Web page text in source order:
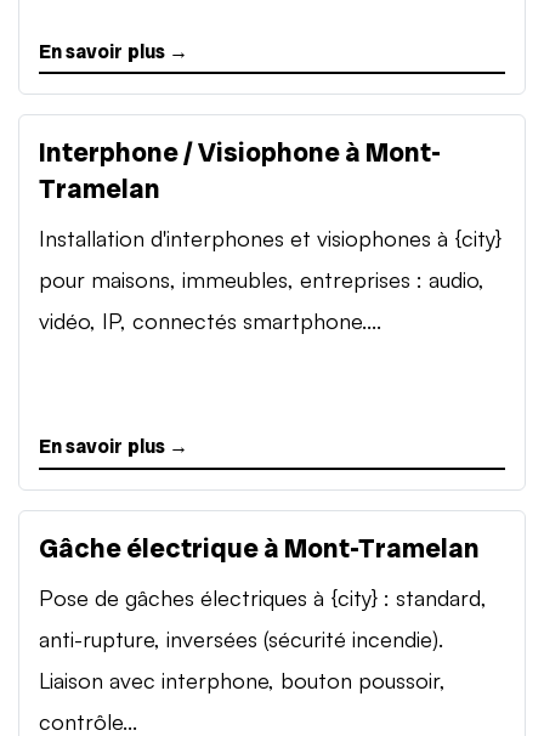
En savoir plus →
Interphone / Visiophone à Mont-
Tramelan
Installation d'interphones et visiophones à {city}
pour maisons, immeubles, entreprises : audio,
vidéo, IP, connectés smartphone....
En savoir plus →
Gâche électrique à Mont-Tramelan
Pose de gâches électriques à {city} : standard,
anti-rupture, inversées (sécurité incendie).
Liaison avec interphone, bouton poussoir,
contrôle...